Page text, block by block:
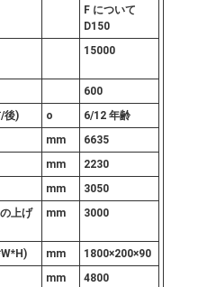
F について
D1 50
15000
600
後)
o
6/12 年齢
mm
6635
mm
2230
mm
3050
上げ
mm 3000
mm
1800×200×90
mm 4800